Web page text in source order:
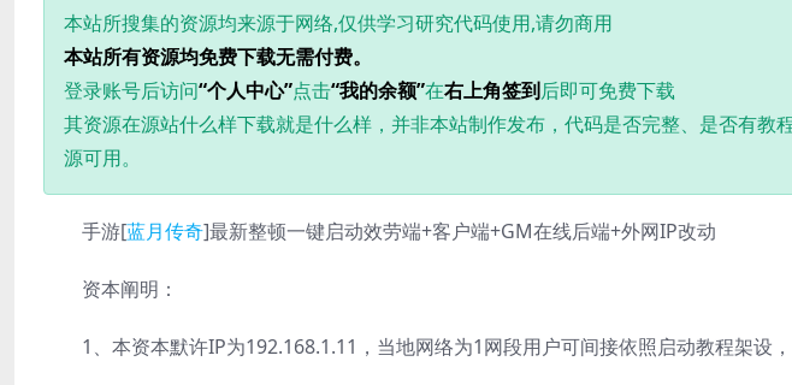
本站所搜集的资源均来源于网络,仅供学习研究代码使用,请勿商用
本站所有资源均免费下载无需付费。
登录账号后访问“个人中心”点击“我的余额”在右上角签到后即可免费下载
其资源在源站什么样下载就是什么样，并非本站制作发布，代码是否完整、是否有教
源可用。
手游[蓝月传奇]最新整顿一键启动效劳端+客户端+GM在线后端+外网IP改动
资本阐明：
1、本资本默许IP为192.168.1.11，当地网络为1网段用户可间接依照启动教程架设，